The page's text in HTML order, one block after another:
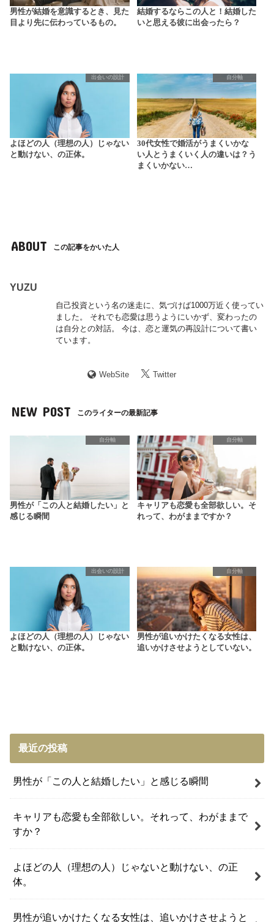
男性が結婚を意識するとき、見た
目より先に伝わっているもの。
結婚するならこの人と！結婚した
いと思える彼に出会ったら？
出会いの設計
よほどの人（理想の人）じゃない
と動けない、の正体。
自分軸
30代女性で婚活がうまくいかな
い人とうまくいく人の違いは？う
まくいかない…
ABOUT この記事をかいた人
YUZU
自己投資という名の迷走に、気づけば1000万近く使ってい
ました。 それでも恋愛は思うようにいかず、変わったの
は自分との対話。 今は、恋と運気の再設計について書い
ています。
WebSite Twitter
NEW POST このライターの最新記事
自分軸
男性が「この人と結婚したい」と
感じる瞬間
自分軸
キャリアも恋愛も全部欲しい。そ
れって、わがままですか？
出会いの設計
よほどの人（理想の人）じゃない
と動けない、の正体。
自分軸
男性が追いかけたくなる女性は、
追いかけさせようとしていない。
最近の投稿
男性が「この人と結婚したい」と感じる瞬間
キャリアも恋愛も全部欲しい。それって、わがままで
すか？
よほどの人（理想の人）じゃないと動けない、の正
体。
男性が追いかけたくなる女性は、追いかけさせようと